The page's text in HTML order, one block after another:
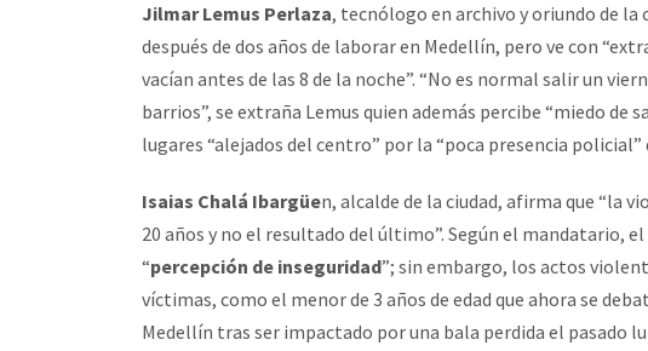
Jilmar Lemus Perlaza, tecnólogo en archivo y oriundo de la
después de dos años de laborar en Medellín, pero ve con
vacían antes de las 8 de la noche”. “No es normal salir un
barrios”, se extraña Lemus quien además percibe “miedo de
lugares “alejados del centro” por la “poca presencia policial”
Isaias Chalá Ibargüen, alcalde de la ciudad, afirma que “la
20 años y no el resultado del último”. Según el mandatario,
“percepción de inseguridad”; sin embargo, los actos
víctimas, como el menor de 3 años de edad que ahora se
Medellín tras ser impactado por una bala perdida el pasado